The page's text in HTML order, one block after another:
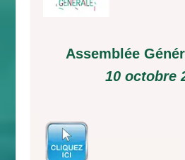
Assemblée
10 octobre